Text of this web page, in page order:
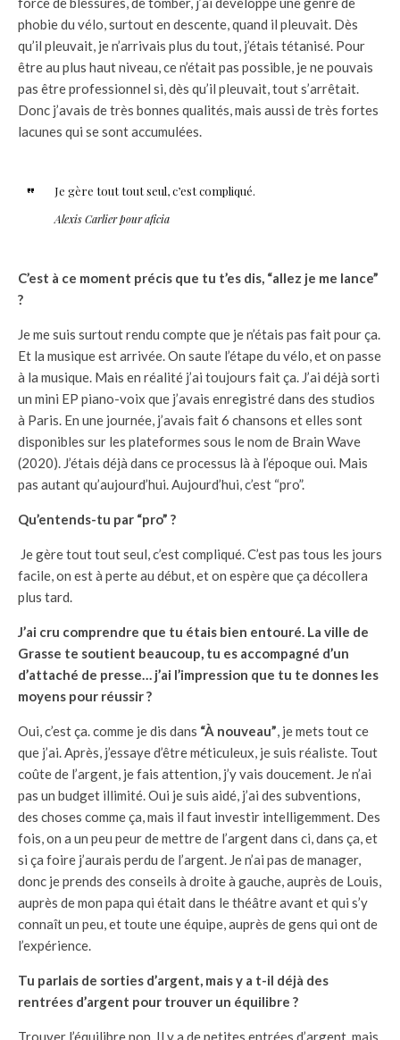
phobie du vélo, surtout en descente, quand il pleuvait. Dès
qu’il pleuvait, je n’arrivais plus du tout, j’étais tétanisé. Pour
être au plus haut niveau, ce n’était pas possible, je ne pouvais
pas être professionnel si, dès qu’il pleuvait, tout s’arrêtait.
Donc j’avais de très bonnes qualités, mais aussi de très fortes
lacunes qui se sont accumulées.
Je gère tout tout seul, c’est compliqué.
Alexis Carlier pour aficia
C’est à ce moment précis que tu t’es dis, “allez je me lance”
?
Je me suis surtout rendu compte que je n’étais pas fait pour ça.
Et la musique est arrivée. On saute l’étape du vélo, et on passe
à la musique. Mais en réalité j’ai toujours fait ça. J’ai déjà sorti
un mini EP piano-voix que j’avais enregistré dans des studios
à Paris. En une journée, j’avais fait 6 chansons et elles sont
disponibles sur les plateformes sous le nom de Brain Wave
(2020). J’étais déjà dans ce processus là à l’époque oui. Mais
pas autant qu’aujourd’hui. Aujourd’hui, c’est “pro”.
Qu’entends-tu par “pro” ?
Je gère tout tout seul, c’est compliqué. C’est pas tous les jours
facile, on est à perte au début, et on espère que ça décollera
plus tard.
J’ai cru comprendre que tu étais bien entouré. La ville de
Grasse te soutient beaucoup, tu es accompagné d’un
d’attaché de presse… j’ai l’impression que tu te donnes les
moyens pour réussir ?
Oui, c’est ça. comme je dis dans “À nouveau” , je mets tout ce
que j’ai. Après, j’essaye d’être méticuleux, je suis réaliste. Tout
coûte de l’argent, je fais attention, j’y vais doucement. Je n’ai
pas un budget illimité. Oui je suis aidé, j’ai des subventions,
des choses comme ça, mais il faut investir intelligemment. Des
fois, on a un peu peur de mettre de l’argent dans ci, dans ça, et
si ça foire j’aurais perdu de l’argent. Je n’ai pas de manager,
donc je prends des conseils à droite à gauche, auprès de Louis,
auprès de mon papa qui était dans le théâtre avant et qui s’y
connaît un peu, et toute une équipe, auprès de gens qui ont de
l’expérience.
Tu parlais de sorties d’argent, mais y a t-il déjà des
rentrées d’argent pour trouver un équilibre ?
Trouver l’équilibre non. Il y a de petites entrées d’argent, mais